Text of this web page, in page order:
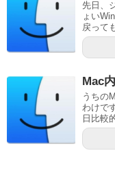
先日、
ょい
戻って
Mac
うちの
わけで
日比較